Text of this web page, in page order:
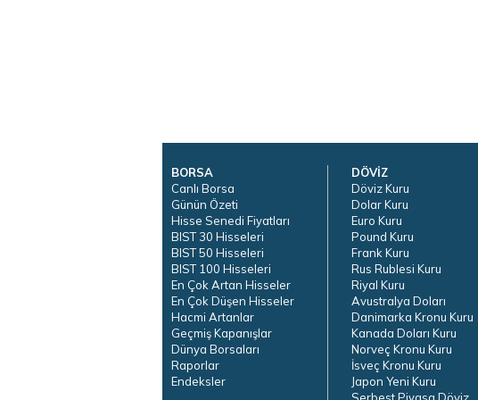
BORSA
Canlı Borsa
Günün Özeti
Hisse Senedi Fiyatları
BIST 30 Hisseleri
BIST 50 Hisseleri
BIST 100 Hisseleri
En Çok Artan Hisseler
En Çok Düşen Hisseler
Hacmi Artanlar
Geçmiş Kapanışlar
Dünya Borsaları
Raporlar
Endeksler
DÖVİZ
Döviz Kuru
Dolar Kuru
Euro Kuru
Pound Kuru
Frank Kuru
Rus Rublesi Kuru
Riyal Kuru
Avustralya Doları
Danimarka Kronu Kuru
Kanada Doları Kuru
Norveç Kronu Kuru
İsveç Kronu Kuru
Japon Yeni Kuru
Serbest Piyasa Döviz